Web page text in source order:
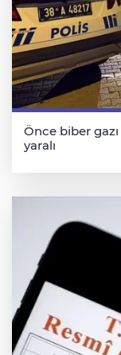
Önce biber gazı
yaralı